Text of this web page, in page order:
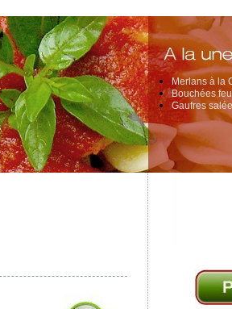
Merlans à la
Bouchées
Gaufres